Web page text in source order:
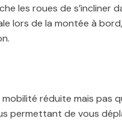
les roues de s’incliner
lors de la montée à
réduite mais pas
permettant de vous